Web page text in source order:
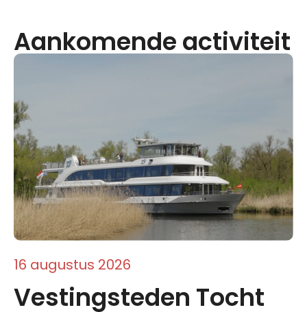
Aankomende activiteit
16 augustus 2026
Vestingsteden Tocht